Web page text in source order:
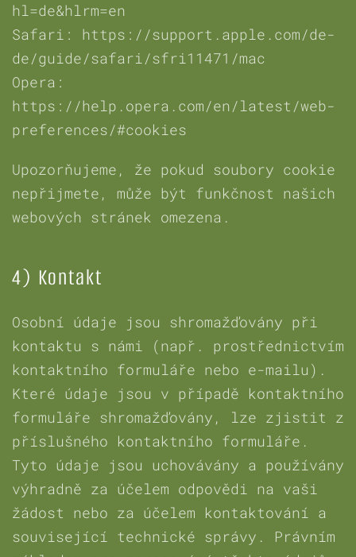
hl=de&hlrm=en
Safari: https://support.apple.com/de-
de/guide/safari/sfri11471/mac
Opera:
https://help.opera.com/en/latest/web-
preferences/#cookies
Upozorňujeme, že pokud soubory cookie
nepřijmete, může být funkčnost našich
webových stránek omezena.
4) Kontakt
Osobní údaje jsou shromažďovány při
kontaktu s námi (např. prostřednictvím
kontaktního formuláře nebo e-mailu).
Které údaje jsou v případě kontaktního
formuláře shromažďovány, lze zjistit z
příslušného kontaktního formuláře.
Tyto údaje jsou uchovávány a používány
výhradně za účelem odpovědi na vaši
žádost nebo za účelem kontaktování a
související technické správy. Právním